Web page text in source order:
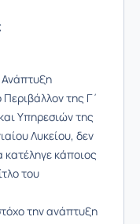
της Γ΄
Υπηρεσιών της
Λυκείου, δεν
κατέληγε κάποιος
του
την ανάπτυξη